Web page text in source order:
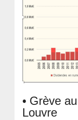
• Grève
Louvre